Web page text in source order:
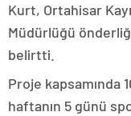
Kurt, Ortahisar
Müdürlüğü
belirtti.
Proje kapsamında
haftanın 5 günü